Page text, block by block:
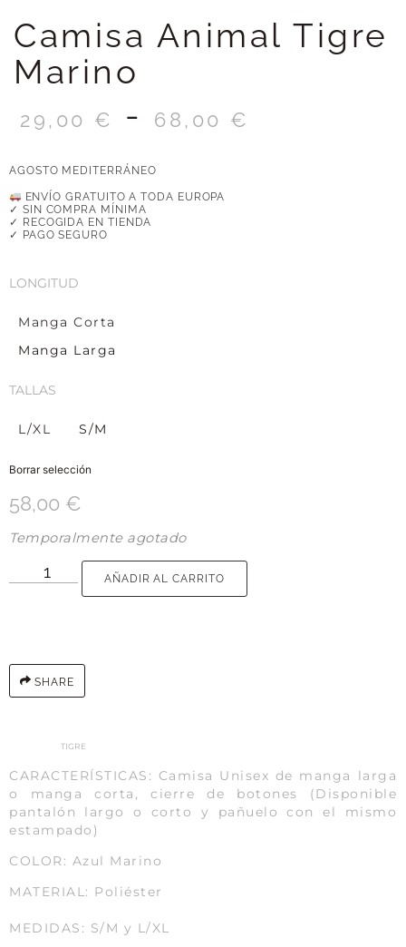
Camisa Animal Tigre
Marino
29,00 € - 68,00 €
AGOSTO MEDITERRÁNEO
ENVÍO GRATUITO A TODA EUROPA
✓ SIN COMPRA MÍNIMA
✓ RECOGIDA EN TIENDA
✓ PAGO SEGURO
LONGITUD
Manga Corta
Manga Larga
TALLAS
L/XL S/M
Borrar selección
58,00 €
Temporalmente agotado
AÑADIR AL CARRITO
SHARE
TIGRE
CARACTERÍSTICAS: Camisa Unisex de manga larga
o manga corta, cierre de botones (Disponible
pantalón largo o corto y pañuelo con el mismo
estampado)
COLOR: Azul Marino
MATERIAL: Poliéster
MEDIDAS: S/M y L/XL